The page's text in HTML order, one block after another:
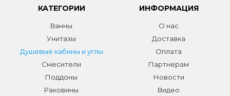
КАТЕГОРИИ
Ванны
Унитазы
Душевые кабины и углы
Смесители
Поддоны
Раковины
ИНФОРМАЦИЯ
О нас
Доставка
Оплата
Партнерам
Новости
Видео